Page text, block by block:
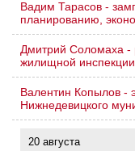
Вадим Тарасов -
планированию,
Дмитрий Соломаха -
жилищной
Валентин Копылов -
Нижнедевицкого
20 августа